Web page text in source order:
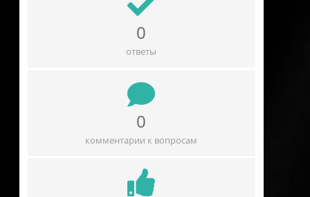
0
ответы
0
комментарии к вопросам